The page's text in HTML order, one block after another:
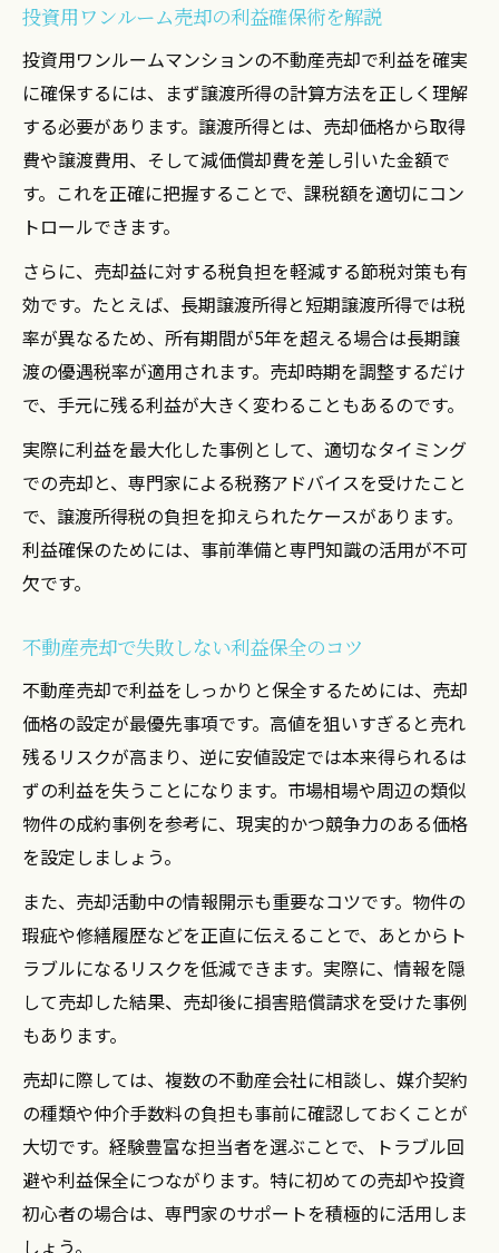
投資マンション売却時の落とし穴に注意
利益を守るためのリスク管理と対策方法
不動産売却でよくある失敗事例と回避策
注意したい投資用ワンルーム売却の盲点
資産運用で賢く利益を得る具体的な手順
不動産売却で資産運用を成功させる流れ
利益確定のために実践すべき売却手順とは
投資用ワンルームの資産運用術を伝授
不動産売却で資産を増やす実践的な方法
賢く利益を得るための売却戦略と流れ
投資用ワンルーム売却の利益確保術を解説
投資用ワンルームマンションの不動産売却で利益を確実
に確保するには、まず譲渡所得の計算方法を正しく理解
する必要があります。譲渡所得とは、売却価格から取得
費や譲渡費用、そして減価償却費を差し引いた金額で
す。これを正確に把握することで、課税額を適切にコン
トロールできます。
さらに、売却益に対する税負担を軽減する節税対策も有
効です。たとえば、長期譲渡所得と短期譲渡所得では税
率が異なるため、所有期間が5年を超える場合は長期譲
渡の優遇税率が適用されます。売却時期を調整するだけ
で、手元に残る利益が大きく変わることもあるのです。
実際に利益を最大化した事例として、適切なタイミング
での売却と、専門家による税務アドバイスを受けたこと
で、譲渡所得税の負担を抑えられたケースがあります。
利益確保のためには、事前準備と専門知識の活用が不可
欠です。
不動産売却で失敗しない利益保全のコツ
不動産売却で利益をしっかりと保全するためには、売却
価格の設定が最優先事項です。高値を狙いすぎると売れ
残るリスクが高まり、逆に安値設定では本来得られるは
ずの利益を失うことになります。市場相場や周辺の類似
物件の成約事例を参考に、現実的かつ競争力のある価格
を設定しましょう。
また、売却活動中の情報開示も重要なコツです。物件の
瑕疵や修繕履歴などを正直に伝えることで、あとからト
ラブルになるリスクを低減できます。実際に、情報を隠
して売却した結果、売却後に損害賠償請求を受けた事例
もあります。
売却に際しては、複数の不動産会社に相談し、媒介契約
の種類や仲介手数料の負担も事前に確認しておくことが
大切です。経験豊富な担当者を選ぶことで、トラブル回
避や利益保全につながります。特に初めての売却や投資
初心者の場合は、専門家のサポートを積極的に活用しま
しょう。